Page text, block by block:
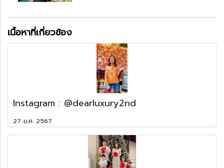
เนื้อหาที่เกี่ยวข้อง
Instagram : @dearluxury2nd
27 ม.ค. 2567